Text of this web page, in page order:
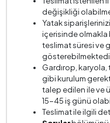
değişikliği
Yatak
içerisinde olmakla
teslimat süresi ve
Gardırop,
gibi kurulum
talep edilen ile ve
15-45 iş günü
Teslimat ile ilgili